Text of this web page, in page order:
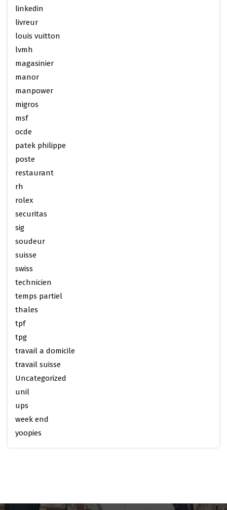
linkedin
livreur
louis vuitton
lvmh
magasinier
manor
manpower
migros
msf
ocde
patek philippe
poste
restaurant
rh
rolex
securitas
sig
soudeur
suisse
swiss
technicien
temps partiel
thales
tpf
tpg
travail a domicile
travail suisse
Uncategorized
unil
ups
week end
yoopies